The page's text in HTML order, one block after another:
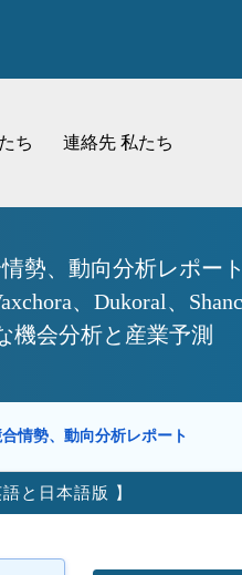
ち 連絡先 私たち
勢、動向分析レポー
、Dukoral、
機会分析と産業予測
情勢、動向分析レポート
と日本語版 】